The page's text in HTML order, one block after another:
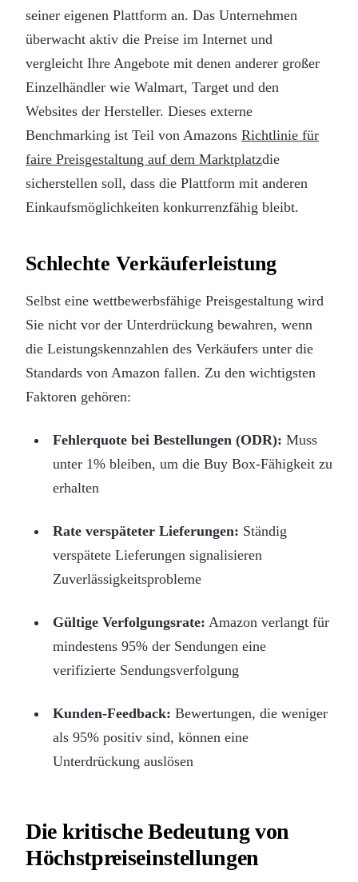
seiner eigenen Plattform an. Das Unternehmen
überwacht aktiv die Preise im Internet und
vergleicht Ihre Angebote mit denen anderer großer
Einzelhändler wie Walmart, Target und den
Websites der Hersteller. Dieses externe
Benchmarking ist Teil von Amazons Richtlinie für
faire Preisgestaltung auf dem Marktplatzdie
sicherstellen soll, dass die Plattform mit anderen
Einkaufsmöglichkeiten konkurrenzfähig bleibt.
Schlechte Verkäuferleistung
Selbst eine wettbewerbsfähige Preisgestaltung wird
Sie nicht vor der Unterdrückung bewahren, wenn
die Leistungskennzahlen des Verkäufers unter die
Standards von Amazon fallen. Zu den wichtigsten
Faktoren gehören:
Fehlerquote bei Bestellungen (ODR): Muss
unter 1% bleiben, um die Buy Box-Fähigkeit zu
erhalten
Rate verspäteter Lieferungen: Ständig
verspätete Lieferungen signalisieren
Zuverlässigkeitsprobleme
Gültige Verfolgungsrate: Amazon verlangt für
mindestens 95% der Sendungen eine
verifizierte Sendungsverfolgung
Kunden-Feedback: Bewertungen, die weniger
als 95% positiv sind, können eine
Unterdrückung auslösen
Die kritische Bedeutung von
Höchstpreiseinstellungen